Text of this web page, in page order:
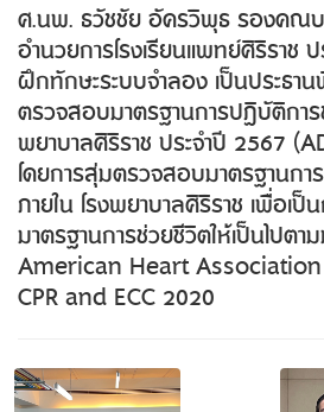
ศ.นพ. ธวัชชัย อัครวิพุธ รองคณ
อำนวยการโรงเรียนแพทย์ศิริราช
ฝึกทักษะระบบจำลอง เป็นประธา
ตรวจสอบมาตรฐานการปฏิบัติการ
พยาบาลศิริราช ประจำปี 2567
โดยการสุ่มตรวจสอบมาตรฐานก
ภายใน โรงพยาบาลศิริราช เพื่อเ
มาตรฐานการช่วยชีวิตให้เป็นไปตา
American Heart
CPR and ECC 2020